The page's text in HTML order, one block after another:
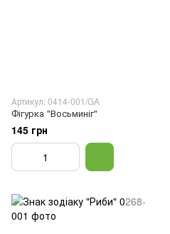
Артикул: 0414-001/GA
Фігурка "Восьминіг"
145 грн